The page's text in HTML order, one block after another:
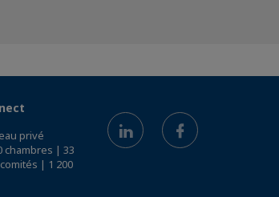
privé
chambres | 33
| 1 200